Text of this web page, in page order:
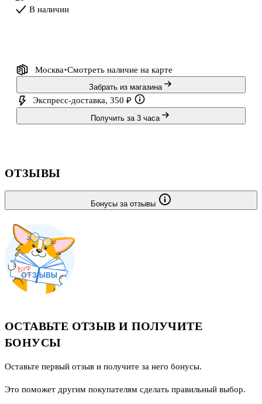
В наличии
Москва Смотреть наличие на карте
Забрать из магазина
Экспресс-доставка, 350 ₽
Получить за 3 часа
ОТЗЫВЫ
Бонусы за отзывы
ОСТАВЬТЕ ОТЗЫВ И ПОЛУЧИТЕ
БОНУСЫ
Оставьте первый отзыв и получите за него бонусы.
Это поможет другим покупателям сделать правильный выбор.